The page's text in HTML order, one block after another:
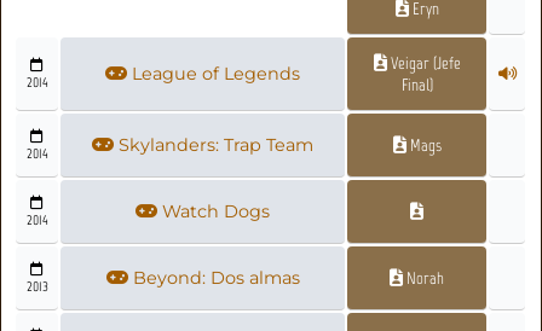
Eryn
2014 League of Legends
Veigar (Jefe
Final)
2014 Skylanders: Trap Team Mags
2014 Watch Dogs
2013 Beyond: Dos almas Norah